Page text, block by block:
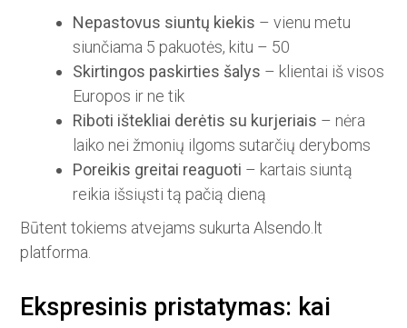
Nepastovus siuntų kiekis – vienu metu
siunčiama 5 pakuotės, kitu – 50
Skirtingos paskirties šalys – klientai iš visos
Europos ir ne tik
Riboti ištekliai derėtis su kurjeriais – nėra
laiko nei žmonių ilgoms sutarčių deryboms
Poreikis greitai reaguoti – kartais siuntą
reikia išsiųsti tą pačią dieną
Būtent tokiems atvejams sukurta Alsendo.lt
platforma.
Ekspresinis pristatymas: kai